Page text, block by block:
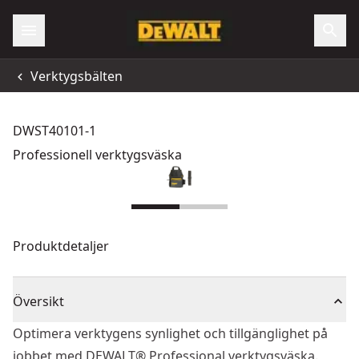
Verktygsbälten
DWST40101-1
Professionell verktygsväska
Produktdetaljer
Översikt
Optimera verktygens synlighet och tillgänglighet på